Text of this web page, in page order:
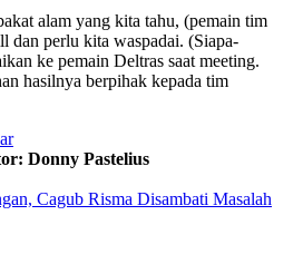
alam yang kita tahu, (pemain tim
dan perlu kita waspadai. (Siapa-
ke pemain Deltras saat meeting.
hasilnya berpihak kepada tim
Donny Pastelius
Cagub Risma Disambati Masalah